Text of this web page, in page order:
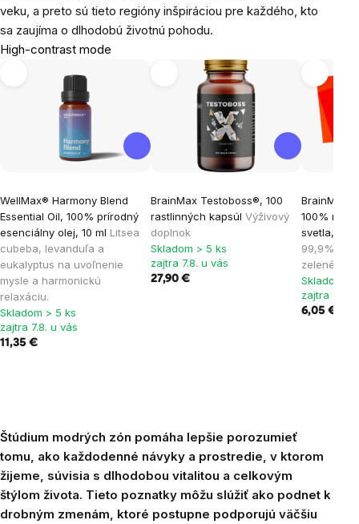
veku, a preto sú tieto regióny inšpiráciou pre každého, kto
sa zaujíma o dlhodobú životnú pohodu.
High-contrast mode
WellMax® Harmony Blend
Essential Oil, 100% prírodný
esenciálny olej, 10 ml Litsea
cubeba, levanduľa a
eukalyptus na uvoľnenie
mysle a harmonickú
relaxáciu.
Skladom > 5 ks
zajtra 7.8. u vás
11,35 €
BrainMax Testoboss®, 100
rastlinných kapsúl Výživový
doplnok
Skladom > 5 ks
zajtra 7.8. u vás
27,90 €
BrainMax
100%
svetla, II.
99,9%
zeleného
Skladom >
zajtra 7.8.
6,05 €
Štúdium modrých zón pomáha lepšie porozumieť
tomu, ako každodenné návyky a prostredie, v ktorom
žijeme, súvisia s dlhodobou vitalitou a celkovým
štýlom života. Tieto poznatky môžu slúžiť ako podnet k
drobným zmenám, ktoré postupne podporujú väčšiu